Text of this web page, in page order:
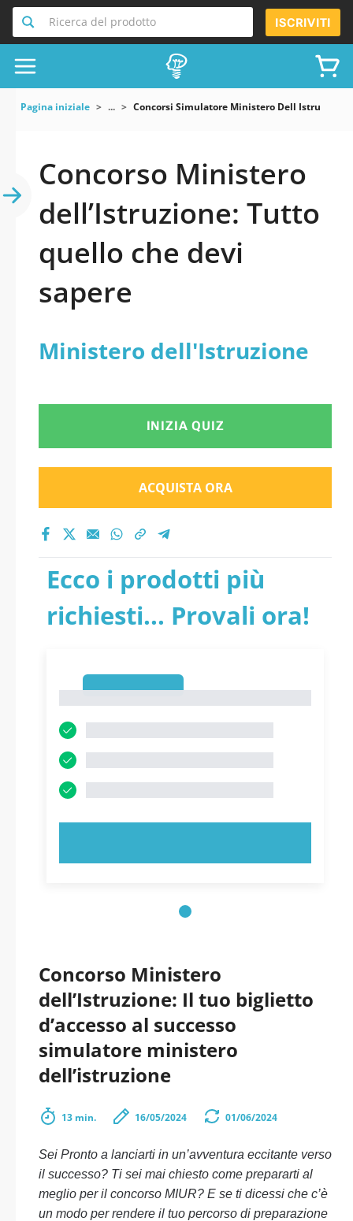
Ricerca del prodotto ISCRIVITI
Pagina iniziale ... Concorsi Simulatore Ministero Dell Istruzione
Concorso Ministero
dell’Istruzione: Tutto
quello che devi
sapere
Ministero dell'Istruzione
INIZIA QUIZ
ACQUISTA ORA
Ecco i prodotti più
richiesti... Provali ora!
Concorso Ministero
dell’Istruzione: Il tuo biglietto
d’accesso al successo
simulatore ministero
dell’istruzione
13 min. 16/05/2024 01/06/2024
Sei Pronto a lanciarti in un’avventura eccitante verso
il successo? Ti sei mai chiesto come prepararti al
meglio per il concorso MIUR? E se ti dicessi che c’è
un modo per rendere il tuo percorso di preparazione